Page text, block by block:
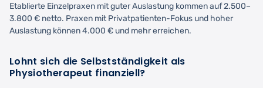
Etablierte Einzelpraxen mit guter Auslastung kommen auf 2.500–
3.800 € netto. Praxen mit Privatpatienten-Fokus und hoher
Auslastung können 4.000 € und mehr erreichen.
Lohnt sich die Selbstständigkeit als
Physiotherapeut finanziell?